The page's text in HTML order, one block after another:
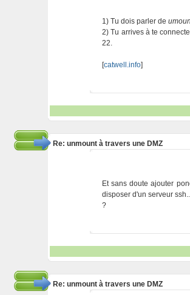
1) Tu dois parler de
2) Tu arrives à te
22.
[catwell.info]
Re: unmount à travers une DMZ
Et sans doute ajouter
disposer d'un serveur
?
Re: unmount à travers une DMZ